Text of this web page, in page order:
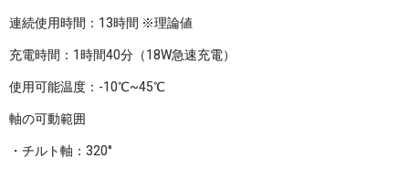
連続使用時間：13時間 ※理論値
充電時間：1時間40分（18W急速充電）
使用可能温度：-10℃~45℃
軸の可動範囲
・チルト軸：320°